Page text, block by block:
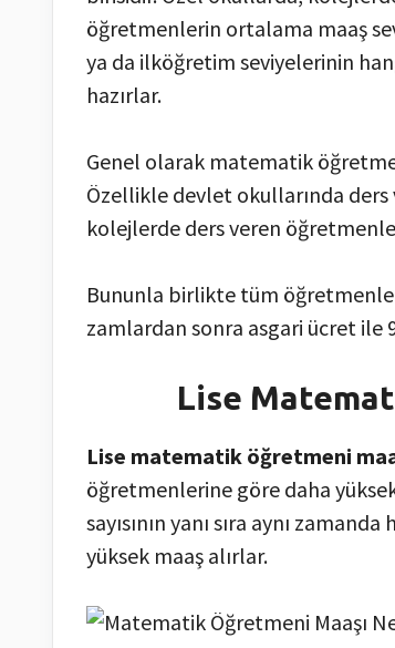
öğretmenlerin ortalama maaş
ya da ilköğretim seviyelerinin
hazırlar.
Genel olarak matematik
Özellikle devlet okullarında
kolejlerde ders veren
Bununla birlikte tüm
zamlardan sonra asgari ücret ile
Lise
Lise matematik öğretmeni
öğretmenlerine göre daha
sayısının yanı sıra aynı
yüksek maaş alırlar.